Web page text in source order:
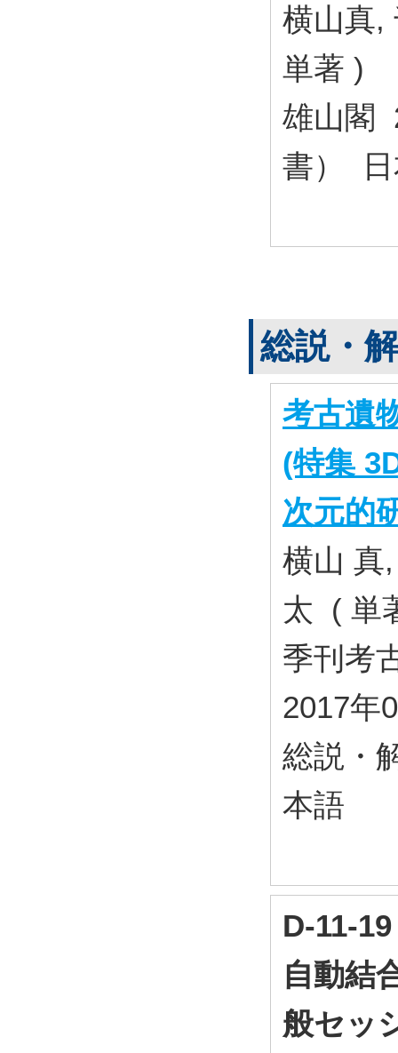
横山真,
単著 )
雄山閣
書） 日
総説・
考古遺
(特集
次元的
横山 真
太 ( 単
季刊考
2017年
総説・
本語
D-11-
自動結
般セッ